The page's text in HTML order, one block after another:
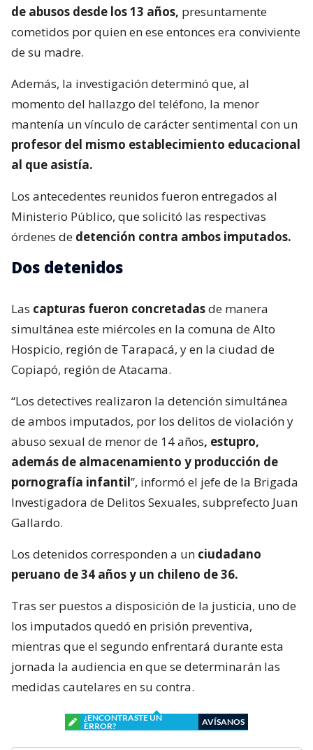
de abusos desde los 13 años, presuntamente
cometidos por quien en ese entonces era conviviente
de su madre.
Además, la investigación determinó que, al
momento del hallazgo del teléfono, la menor
mantenía un vínculo de carácter sentimental con un
profesor del mismo establecimiento educacional
al que asistía.
Los antecedentes reunidos fueron entregados al
Ministerio Público, que solicitó las respectivas
órdenes de detención contra ambos imputados.
Dos detenidos
Las capturas fueron concretadasde manera
simultánea este miércoles en la comuna de Alto
Hospicio, región de Tarapacá, y en la ciudad de
Copiapó, región de Atacama.
“Los detectives realizaron la detención simultánea
de ambos imputados, por los delitos de violación y
abuso sexual de menor de 14 años, estupro,
además de almacenamiento y producción de
pornografía infantil”, informó el jefe de la Brigada
Investigadora de Delitos Sexuales, subprefecto Juan
Gallardo.
Los detenidos corresponden a un ciudadano
peruano de 34 años y un chileno de 36.
Tras ser puestos a disposición de la justicia, uno de
los imputados quedó en prisión preventiva,
mientras que el segundo enfrentará durante esta
jornada la audiencia en que se determinarán las
medidas cautelares en su contra.
¿ENCONTRASTE UN
ERROR?
AVÍSANOS